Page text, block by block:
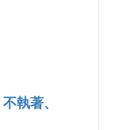
執著、